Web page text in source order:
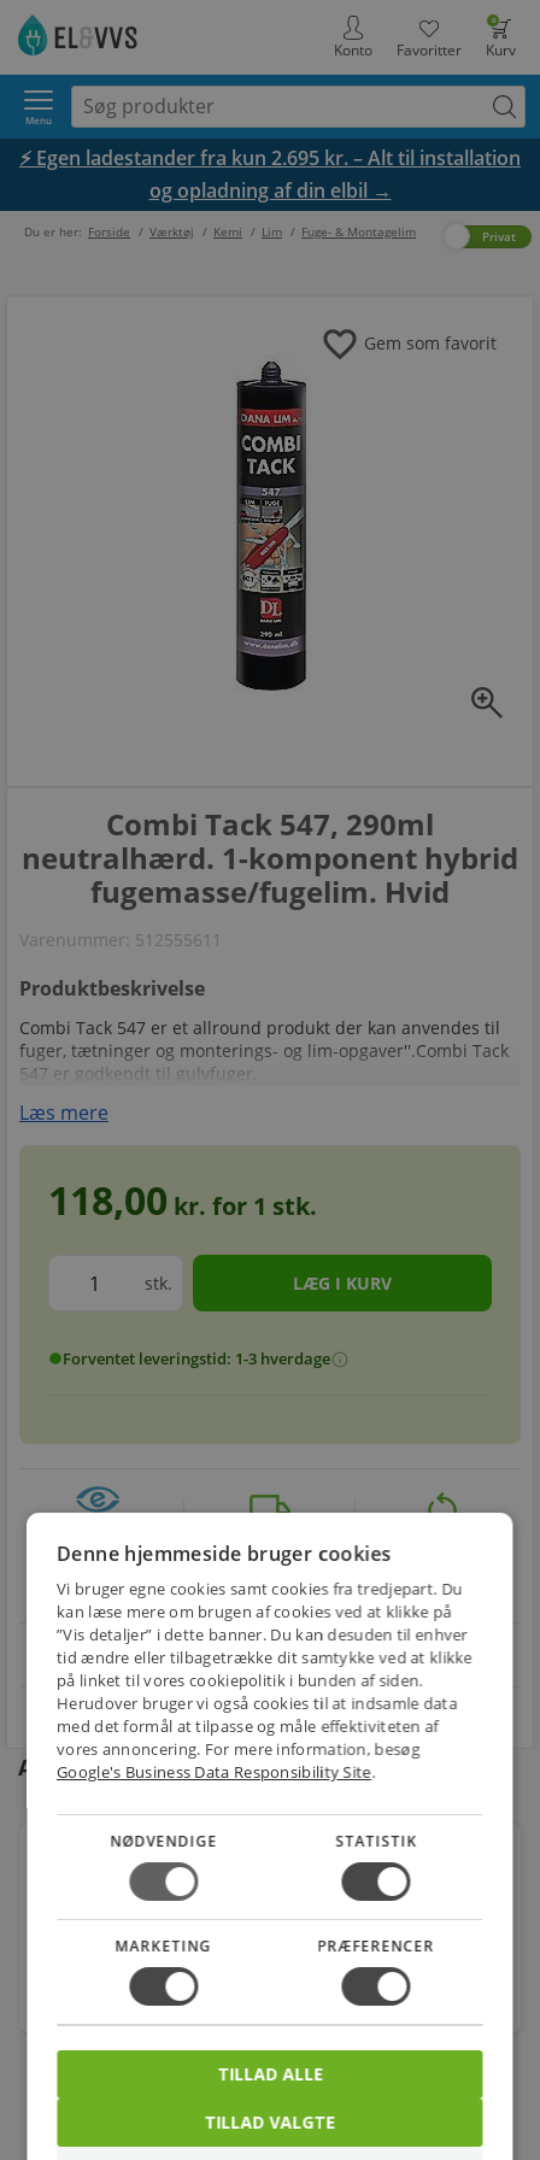
0
Kurv
Favoritter
Konto
Menu
⚡ Egen ladestander fra kun 2.695 kr. – Alt til installation
og opladning af din elbil →
Du er her: Forside / Værktøj / Kemi / Lim / Fuge- & Montagelim Privat
Erhverv
zoom_in
favorite Gem som favorit
Combi Tack 547, 290ml
neutralhærd. 1-komponent hybrid
fugemasse/fugelim. Hvid
Varenummer: 512555611
Produktbeskrivelse
Combi Tack 547 er et allround produkt der kan anvendes til
fuger, tætninger og monterings- og lim-opgaver''.Combi Tack
547 er godkendt til gulvfuger.
Læs mere
118,00 kr. for 1 stk.
stk.
circleForventet leveringstid: 1-3 hverdageinfo
E-MÆRKET
Handle trygt hos
os
local_shipping
BILLIG
FRAGT
Fra 49,00 kr.
restart_alt
Nem returnering
star4.1 på Trustpilot 11,691 anmeldelser open_in_new
Andre kunder købte også
multifuge/klæber,elastisk op t/20%
90,00 kr.
Denne hjemmeside bruger cookies
Vi bruger egne cookies samt cookies fra tredjepart. Du
kan læse mere om brugen af cookies ved at klikke på
”Vis detaljer” i dette banner. Du kan desuden til enhver
tid ændre eller tilbagetrække dit samtykke ved at klikke
på linket til vores cookiepolitik i bunden af siden.
Herudover bruger vi også cookies til at indsamle data
med det formål at tilpasse og måle effektiviteten af
vores annoncering. For mere information, besøg
Google's Business Data Responsibility Site.
NØDVENDIGE STATISTIK
MARKETING PRÆFERENCER
TILLAD VALGTE
TILLAD ALLE